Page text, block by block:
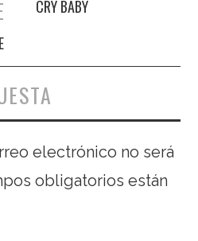
CRY BABY
electrónico no será
obligatorios están